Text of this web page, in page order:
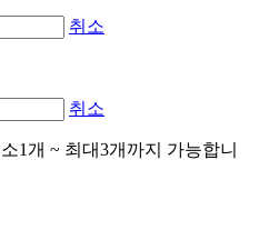
취소
취소
1개 ~ 최대3개까지 가능합니